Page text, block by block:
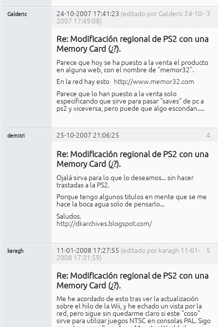
3
Galderic 24-10-2007 17:41:23 (editado por Galderic 24-10-
2007 17:49:08)
Re: Modificación regional de PS2 con una
Memory Card (¿?).
Parece que hoy se ha puesto a la venta el producto
en alguna web, con el nombre de "memor32".
En la red hay esto http://www.memor32.com
Parece que lo han puesto a la venta solo
especificando que sirve para pasar "saves" de pc a
ps2 y viceversa, pero puede que algo escondan.....
4
demitri 25-10-2007 21:06:25
Re: Modificación regional de PS2 con una
Memory Card (¿?).
Ojalá sirva para lo que lo deseamos... sin hacer
trastadas a la PS2.
Porque tengo algunos titulos en mente que se me
hace la boca agua solo de pensarlo...
Saludos.
http://dkarchives.blogspot.com/
5
karagh 11-01-2008 17:27:55 (editado por karagh 11-01-
2008 17:31:59)
Re: Modificación regional de PS2 con una
Memory Card (¿?).
Me he acordado de esto tras ver la actualización
sobre el hilo de la Wii, y he echado un vista por la
red, pero sigue sin quedarme claro si este "coso"
sirve para utilizar juegos NTSC en consolas PAL. Sigo